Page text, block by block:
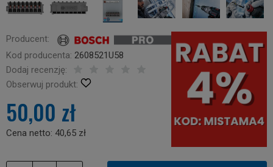
Producent:
Kod producenta: 2608521U58
Dodaj recenzję:
Obserwuj produkt:
50,00 zł
Cena netto: 40,65 zł